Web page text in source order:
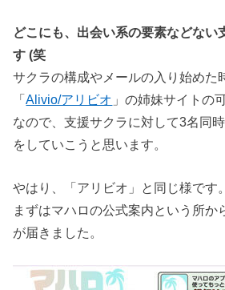
どこにも、出会い系の要素などない
す (笑
サクラの構成やメールの入り始めた
「Alivio/アリビオ 」の姉妹サイトの
なので、支援サクラに対して3名同
をしていこうと思います。
やはり、「アリビオ」と同じ様です。
まずはマハロの公式案内という所か
が届きました。